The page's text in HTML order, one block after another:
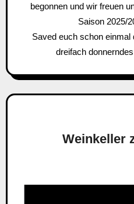
begonnen und wir freuen
Saison 2025/
Saved euch schon einmal
dreifach
Weinkeller